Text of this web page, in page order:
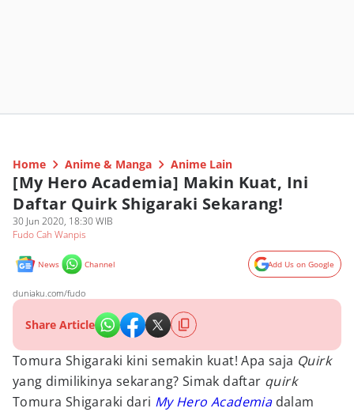
Home Anime & Manga Anime Lain
[My Hero Academia] Makin Kuat, Ini
Daftar Quirk Shigaraki Sekarang!
30 Jun 2020, 18:30 WIB
Fudo Cah Wanpis
News Channel Add Us on Google
duniaku.com/fudo
Share Article
Tomura Shigaraki kini semakin kuat! Apa saja Quirk
yang dimilikinya sekarang? Simak daftar quirk
Tomura Shigaraki dari My Hero Academia dalam